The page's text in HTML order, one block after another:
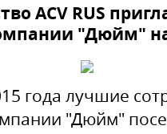
ACV RUS
"Дюйм"
года лучшие
"Дюйм"